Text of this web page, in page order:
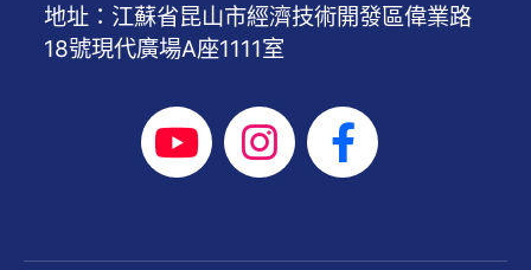
地址：江蘇省昆山市經濟技術開發區偉業路
18號現代廣場A座1111室